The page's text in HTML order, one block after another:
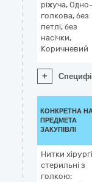
ріжуча, Одно-
голкова, без
петлі, без
насічки,
Коричневий
+
КОНКРЕТНА
ПРЕДМЕТА
ЗАКУПІВЛІ
Нитки
стерильні з
голкою: